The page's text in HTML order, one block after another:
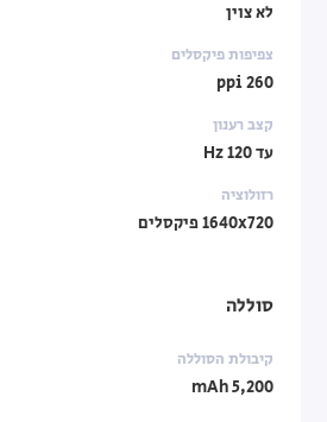
לא צוין
צפיפות פיקסלים
260 ppi
קצב רענון
עד 120 Hz
רזולוציה
1640x720 פיקסלים
סוללה
קיבולת הסוללה
5,200 mAh